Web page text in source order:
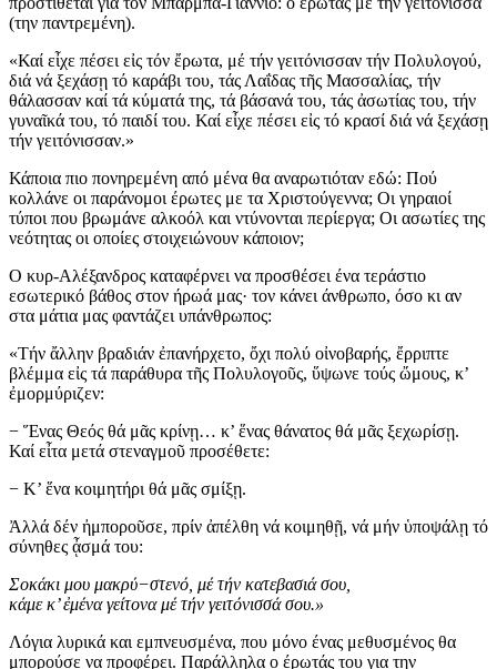
(την παντρεμένη).
«Καί εἶχε πέσει εἰς τόν ἔρωτα, μέ τήν γειτόνισσαν τήν Πολυλογού,
διά νά ξεχάσῃ τό καράβι του, τάς Λαΐδας τῆς Μασσαλίας, τήν
θάλασσαν καί τά κύματά της, τά βάσανά του, τάς ἀσωτίας του, τήν
γυναῖκά του, τό παιδί του. Καί εἶχε πέσει εἰς τό κρασί διά νά ξεχάσῃ
τήν γειτόνισσαν.»
Κάποια πιο πονηρεμένη από μένα θα αναρωτιόταν εδώ: Πού
κολλάνε οι παράνομοι έρωτες με τα Χριστούγεννα; Οι γηραιοί
τύποι που βρωμάνε αλκοόλ και ντύνονται περίεργα; Οι ασωτίες της
νεότητας οι οποίες στοιχειώνουν κάποιον;
Ο κυρ-Αλέξανδρος καταφέρνει να προσθέσει ένα τεράστιο
εσωτερικό βάθος στον ήρωά μας· τον κάνει άνθρωπο, όσο κι αν
στα μάτια μας φαντάζει υπάνθρωπος:
«Τήν ἄλλην βραδιάν ἐπανήρχετο, ὄχι πολύ οἰνοβαρής, ἔρριπτε
βλέμμα εἰς τά παράθυρα τῆς Πολυλογοῦς, ὕψωνε τούς ὤμους, κ’
ἐμορμύριζεν:
− Ἕνας Θεός θά μᾶς κρίνῃ… κ’ ἕνας θάνατος θά μᾶς ξεχωρίσῃ.
Καί εἶτα μετά στεναγμοῦ προσέθετε:
− Κ’ ἕνα κοιμητήρι θά μᾶς σμίξῃ.
Ἀλλά δέν ἠμποροῦσε, πρίν ἀπέλθη νά κοιμηθῇ, νά μήν ὑποψάλῃ τό
σύνηθες ᾆσμά του:
Σοκάκι μου μακρύ−στενό, μέ τήν κατεβασιά σου,
κάμε κ’ ἐμένα γείτονα μέ τήν γειτόνισσά σου.»
Λόγια λυρικά και εμπνευσμένα, που μόνο ένας μεθυσμένος θα
μπορούσε να προφέρει. Παράλληλα ο έρωτάς του για την